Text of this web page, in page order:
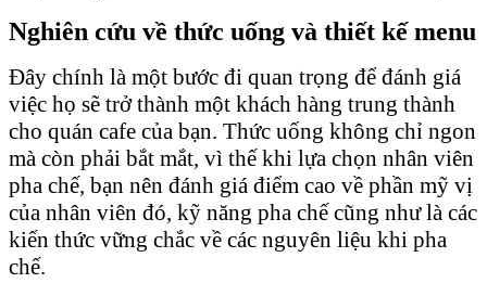
Nghiên cứu về thức uống và thiết kế menu
Đây chính là một bước đi quan trọng để đánh giá
việc họ sẽ trở thành một khách hàng trung thành
cho quán cafe của bạn. Thức uống không chỉ ngon
mà còn phải bắt mắt, vì thế khi lựa chọn nhân viên
pha chế, bạn nên đánh giá điểm cao về phần mỹ vị
của nhân viên đó, kỹ năng pha chế cũng như là các
kiến thức vững chắc về các nguyên liệu khi pha
chế.